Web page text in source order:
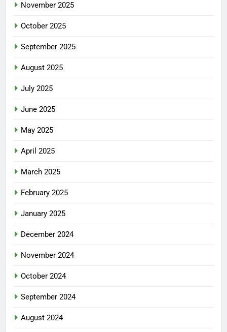
November 2025
October 2025
September 2025
August 2025
July 2025
June 2025
May 2025
April 2025
March 2025
February 2025
January 2025
December 2024
November 2024
October 2024
September 2024
August 2024